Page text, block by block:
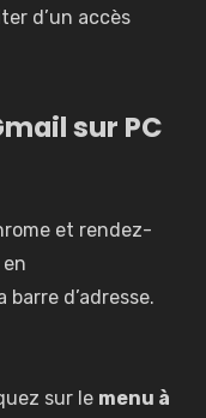
d’un accès
sur PC
et rendez-
barre d’adresse.
sur le menu à